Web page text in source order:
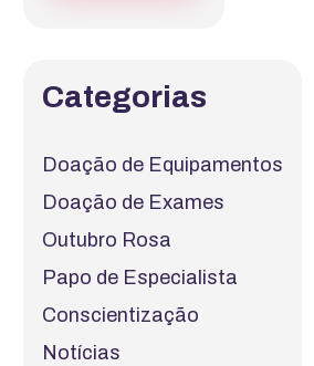
Categorias
Doação de Equipamentos
Doação de Exames
Outubro Rosa
Papo de Especialista
Conscientização
Notícias